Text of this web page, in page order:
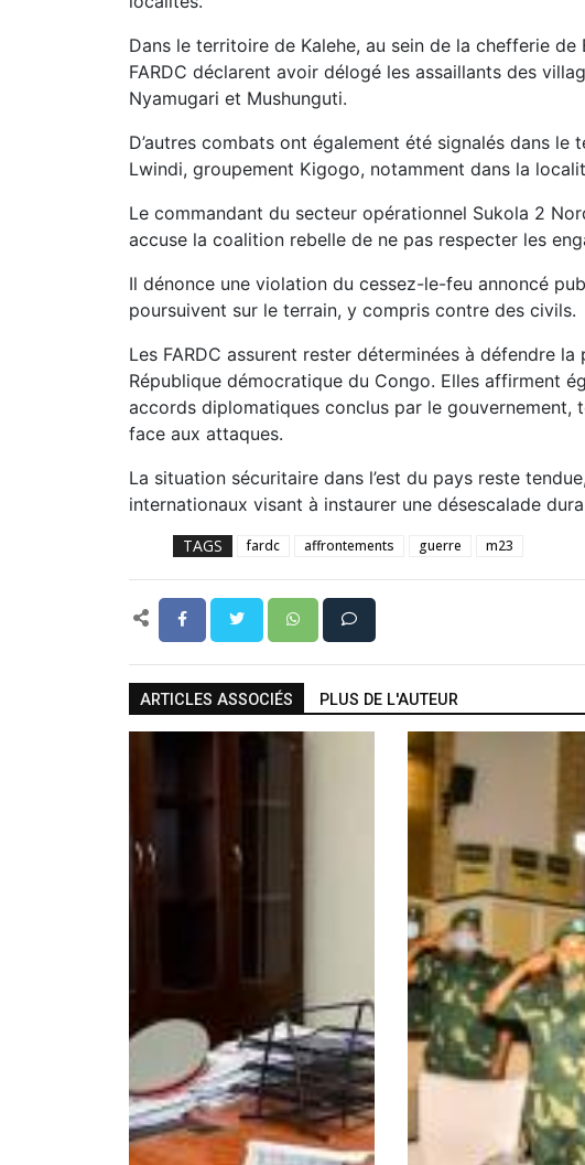
Dans le territoire de Kalehe, au sein de la chefferie
FARDC déclarent avoir délogé les assaillants des
Nyamugari et Mushunguti.
D’autres combats ont également été signalés dans
Lwindi, groupement Kigogo, notamment dans la
Le commandant du secteur opérationnel Sukola 2
accuse la coalition rebelle de ne pas respecter les
Il dénonce une violation du cessez-le-feu annoncé
poursuivent sur le terrain, y compris contre des civils.
Les FARDC assurent rester déterminées à défendre
République démocratique du Congo. Elles affirment
accords diplomatiques conclus par le
face aux attaques.
La situation sécuritaire dans l’est du pays reste
internationaux visant à instaurer une désescalade
TAGS fardc affrontements guerre m23
ARTICLES ASSOCIÉS PLUS DE L'AUTEUR